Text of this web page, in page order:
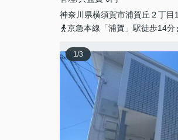
神奈川県横須賀市浦賀丘 ２丁目
京急本線「浦賀」駅徒歩14分
1/3